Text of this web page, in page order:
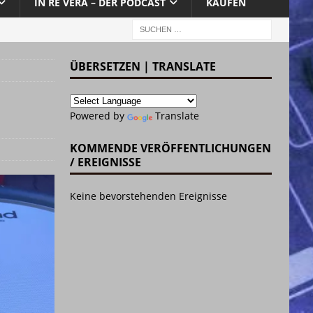
ÜBERSETZEN | TRANSLATE
Powered by Translate
KOMMENDE VERÖFFENTLICHUNGEN
/ EREIGNISSE
Keine bevorstehenden Ereignisse